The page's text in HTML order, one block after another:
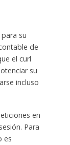
su
de
el curl
su
incluso
en
Para
es